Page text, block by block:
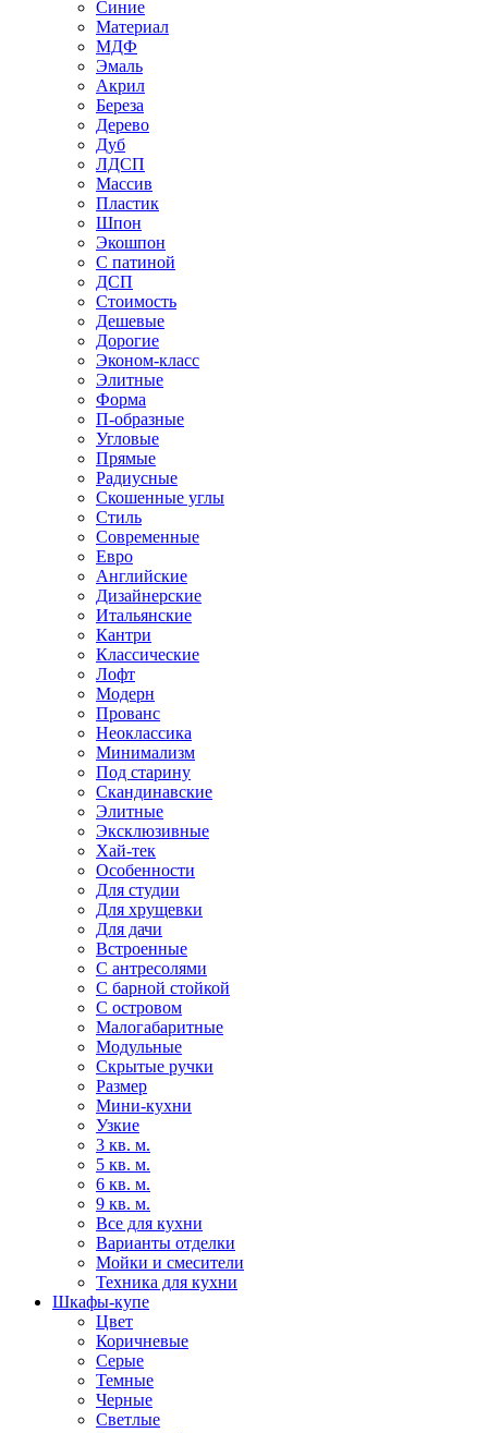
Синие
Материал
МДФ
Эмаль
Акрил
Береза
Дерево
Дуб
ЛДСП
Массив
Пластик
Шпон
Экошпон
С патиной
ДСП
Стоимость
Дешевые
Дорогие
Эконом-класс
Элитные
Форма
П-образные
Угловые
Прямые
Радиусные
Скошенные углы
Стиль
Современные
Евро
Английские
Дизайнерские
Итальянские
Кантри
Классические
Лофт
Модерн
Прованс
Неоклассика
Минимализм
Под старину
Скандинавские
Элитные
Эксклюзивные
Хай-тек
Особенности
Для студии
Для хрущевки
Для дачи
Встроенные
С антресолями
С барной стойкой
С островом
Малогабаритные
Модульные
Скрытые ручки
Размер
Мини-кухни
Узкие
3 кв. м.
5 кв. м.
6 кв. м.
9 кв. м.
Все для кухни
Варианты отделки
Мойки и смесители
Техника для кухни
Шкафы-купе
Цвет
Коричневые
Серые
Темные
Черные
Светлые